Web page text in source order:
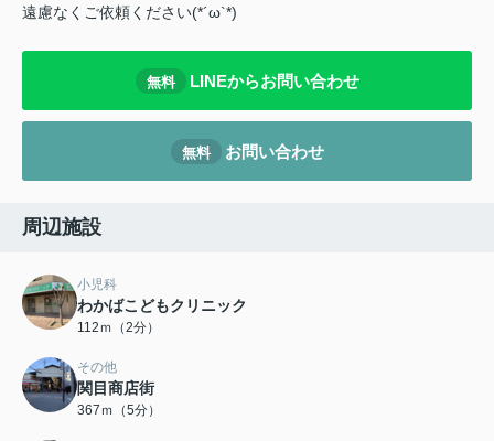
遠慮なくご依頼ください(*´ω`*)
無料 LINEからお問い合わせ
無料 お問い合わせ
周辺施設
小児科
わかばこどもクリニック
112ｍ（2分）
その他
関目商店街
367ｍ（5分）